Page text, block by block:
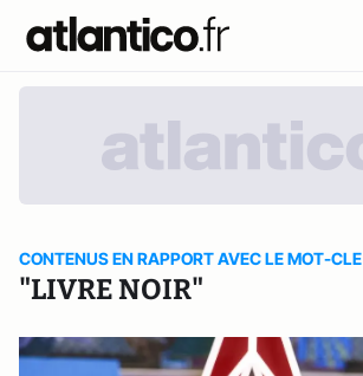
CONTENUS EN RAPPORT AVEC LE MOT-CLE
"LIVRE NOIR"